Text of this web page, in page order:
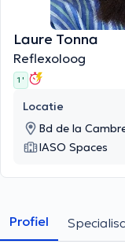
Laure Tonna
Reflexoloog
1 '
Locatie
Bd de la
IASO Spaces
Profiel